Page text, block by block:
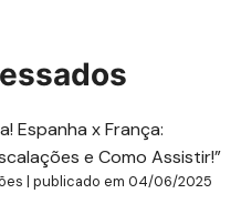
Espanha x França:
e Como Assistir!”
|publicado em 04/06/2025